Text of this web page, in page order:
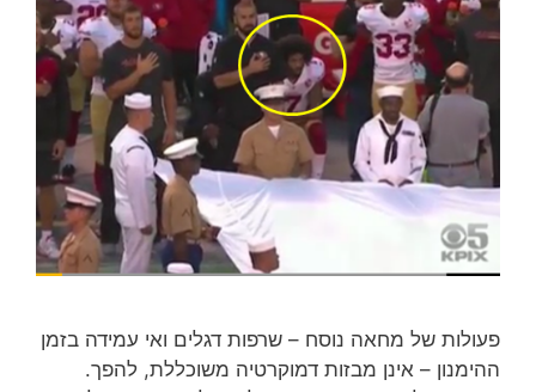
פעולות של מחאה נוסח – שרפות דגלים ואי עמידה בזמן
ההימנון – אינן מבזות דמוקרטיה משוכללת, להפך.